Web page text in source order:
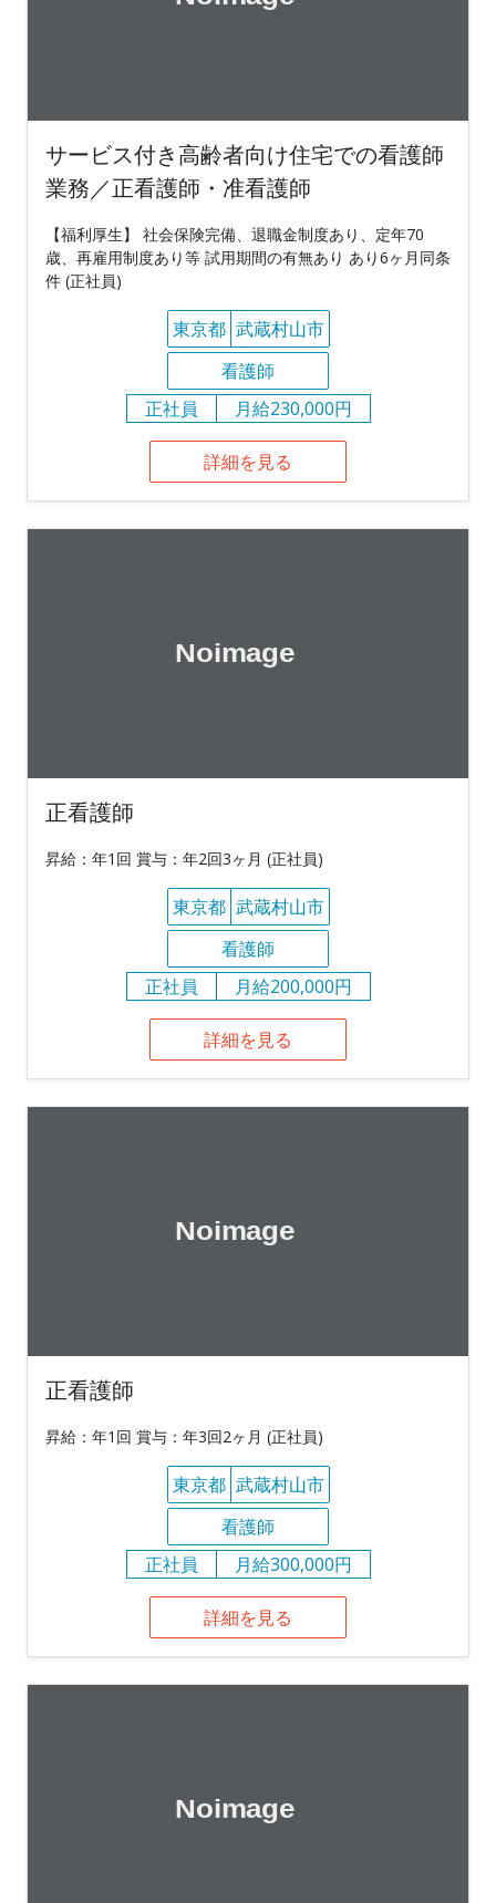
サービス付き高齢者向け住宅での看護師
業務／正看護師・准看護師
【福利厚生】 社会保険完備、退職金制度あり、定年70
歳、再雇用制度あり等 試用期間の有無あり あり6ヶ月同条
件 (正社員)
東京都 武蔵村山市
看護師
正社員
月給230,000円
詳細を見る
正看護師
昇給：年1回 賞与：年2回3ヶ月 (正社員)
東京都 武蔵村山市
看護師
正社員
月給200,000円
詳細を見る
正看護師
昇給：年1回 賞与：年3回2ヶ月 (正社員)
東京都 武蔵村山市
看護師
正社員
月給300,000円
詳細を見る